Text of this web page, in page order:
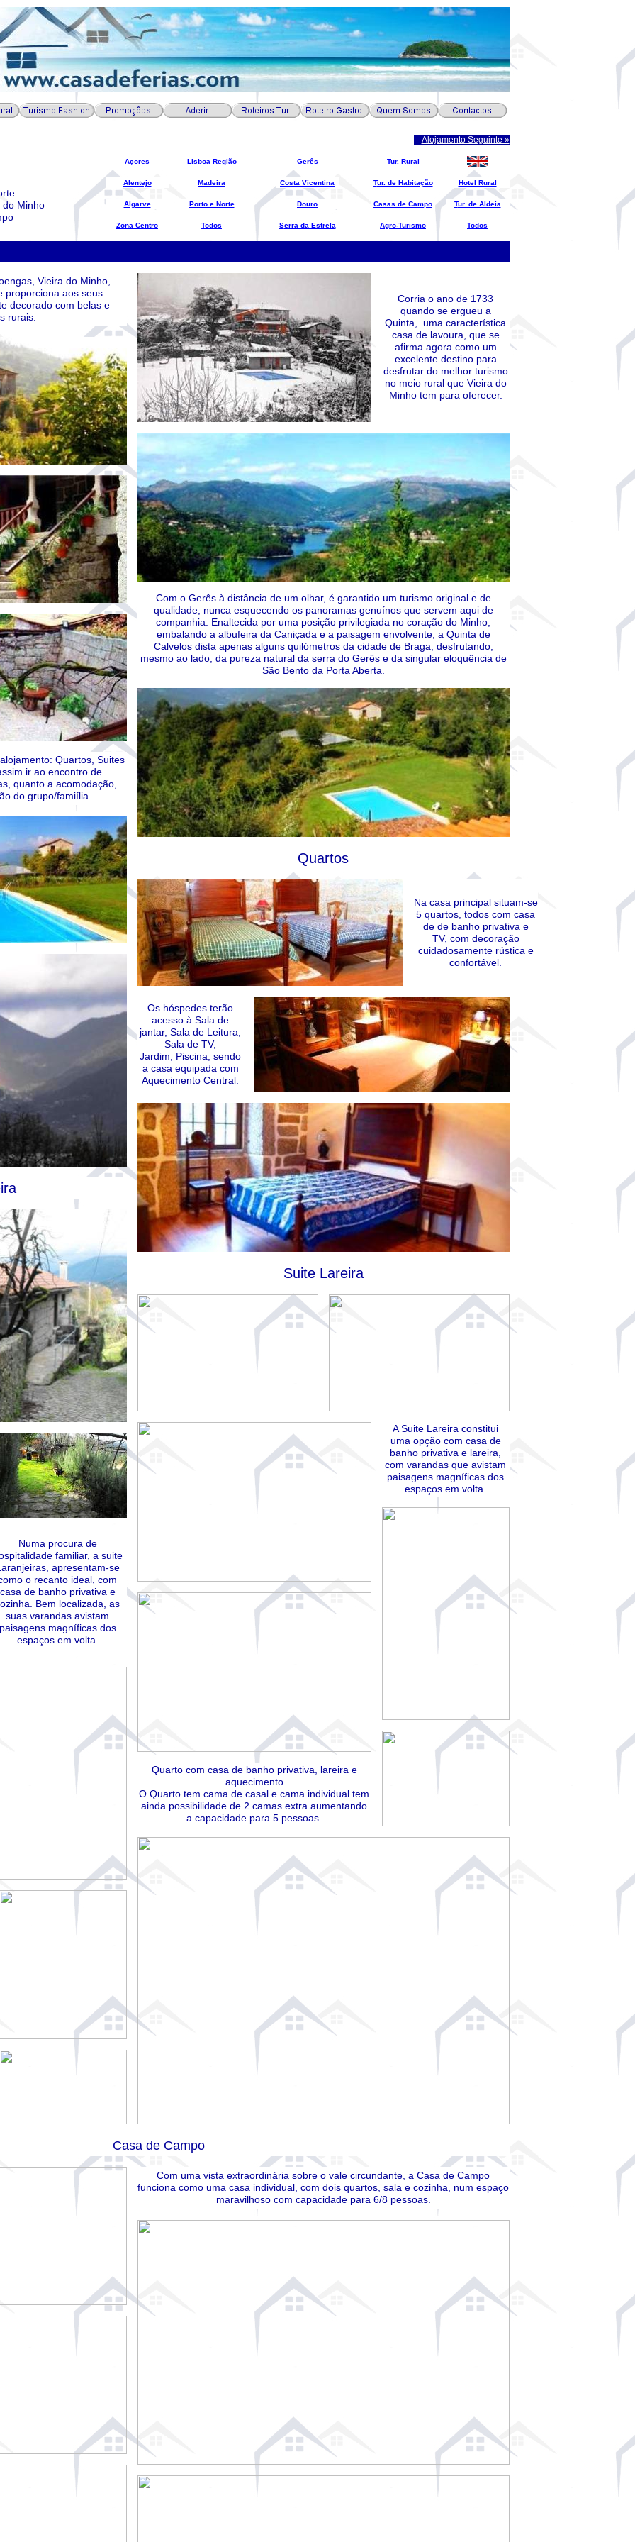
Agro-Turismo
Tur. Rural
Casas de Campo
Tur. de Habitação
Algarve Porto e Norte
Zona Centro
Alentejo
Lisboa Região
Açores
Madeira
Douro
Alojamento Seguinte »
Costa Vicentina
Gerês
Serra da Estrela
Tur. de Aldeia
Hotel Rural
Todos
Todos
Vieira do Minho,
proporciona aos seus
decorado com belas e
rurais.
Corria o ano de 1733
quando se ergueu a
Quinta, uma característica
casa de lavoura, que se
afirma agora como um
excelente destino para
desfrutar do melhor turismo
no meio rural que Vieira do
Minho tem para oferecer.
Com o Gerês à distância de um olhar, é garantido um turismo original e de
qualidade, nunca esquecendo os panoramas genuínos que servem aqui de
companhia. Enaltecida por uma posição privilegiada no coração do Minho,
embalando a albufeira da Caniçada e a paisagem envolvente, a Quinta de
Calvelos dista apenas alguns quilómetros da cidade de Braga, desfrutando,
mesmo ao lado, da pureza natural da serra do Gerês e da singular eloquência de
São Bento da Porta Aberta.
Quartos, Suites
ir ao encontro de
quanto a acomodação,
do grupo/famiília.
Quartos
Na casa principal situam-se
5 quartos, todos com casa
de de banho privativa e
TV, com decoração
cuidadosamente rústica e
confortável.
Os hóspedes terão
acesso à Sala de
jantar, Sala de Leitura,
Sala de TV,
Jardim, Piscina, sendo
a casa equipada com
Aquecimento Central.
Numa procura de
familiar, a suite
apresentam-se
o recanto ideal, com
casa de banho privativa e
Bem localizada, as
suas varandas avistam
magníficas dos
espaços em volta.
Suite Lareira
A Suite Lareira constitui
uma opção com casa de
banho privativa e lareira,
com varandas que avistam
paisagens magníficas dos
espaços em volta.
Quarto com casa de banho privativa, lareira e
aquecimento
O Quarto tem cama de casal e cama individual tem
ainda possibilidade de 2 camas extra aumentando
a capacidade para 5 pessoas.
Casa de Campo
Com uma vista extraordinária sobre o vale circundante, a Casa de Campo
funciona como uma casa individual, com dois quartos, sala e cozinha, num espaço
maravilhoso com capacidade para 6/8 pessoas.
Minho